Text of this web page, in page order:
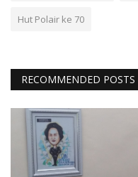
Hut Polair ke 70
RECOMMENDED POSTS